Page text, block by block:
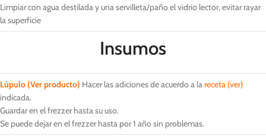
Limpiar con agua destilada y una servilleta/paño el vidrio lector, evitar rayar
la superficie
Insumos
Lúpulo (Ver producto) Hacer las adiciones de acuerdo a lareceta (ver)
indicada.
Guardar en el frezzer hasta su uso.
Se puede dejar en el frezzer hasta por 1 año sin problemas.